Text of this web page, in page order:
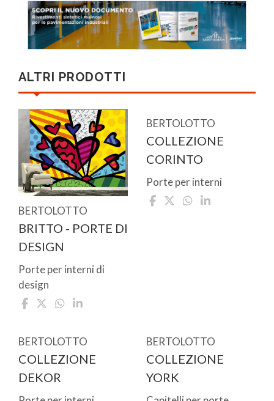
ALTRI PRODOTTI
BERTOLOTTO
BRITTO - PORTE DI
DESIGN
Porte per interni di
design
BERTOLOTTO
COLLEZIONE
CORINTO
Porte per interni
BERTOLOTTO
COLLEZIONE
DEKOR
BERTOLOTTO
COLLEZIONE
YORK